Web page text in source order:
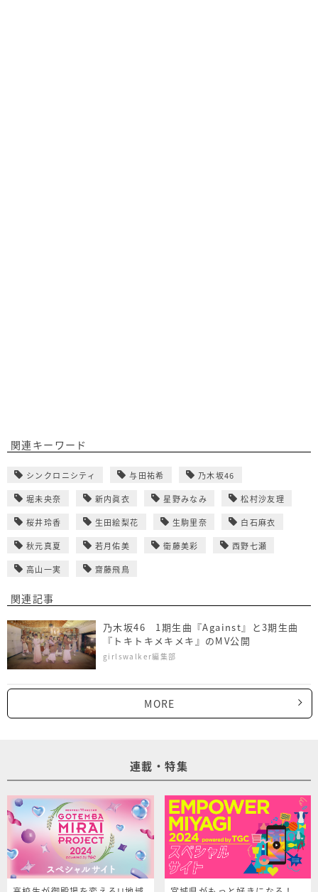
関連キーワード
シンクロニシティ 与田祐希 乃木坂46
堀未央奈 新内眞衣 星野みなみ 松村沙友理
桜井玲香 生田絵梨花 生駒里奈 白石麻衣
秋元真夏 若月佑美 衛藤美彩 西野七瀬
高山一実 齋藤飛鳥
関連記事
乃木坂46 1期生曲『Against』と3期生曲
『トキトキメキメキ』のMV公開
girlswalker編集部
MORE
連載・特集